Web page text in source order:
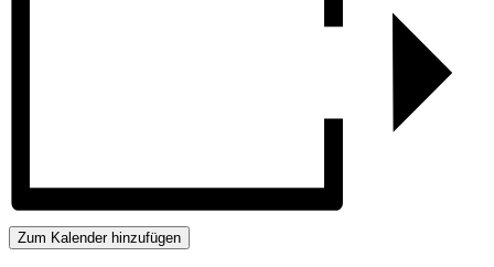
Zum Kalender hinzufügen